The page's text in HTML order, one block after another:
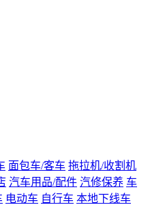
面包车/客车 拖拉机/收割机
汽车用品/配件 汽修保养 车
电动车 自行车 本地下线车